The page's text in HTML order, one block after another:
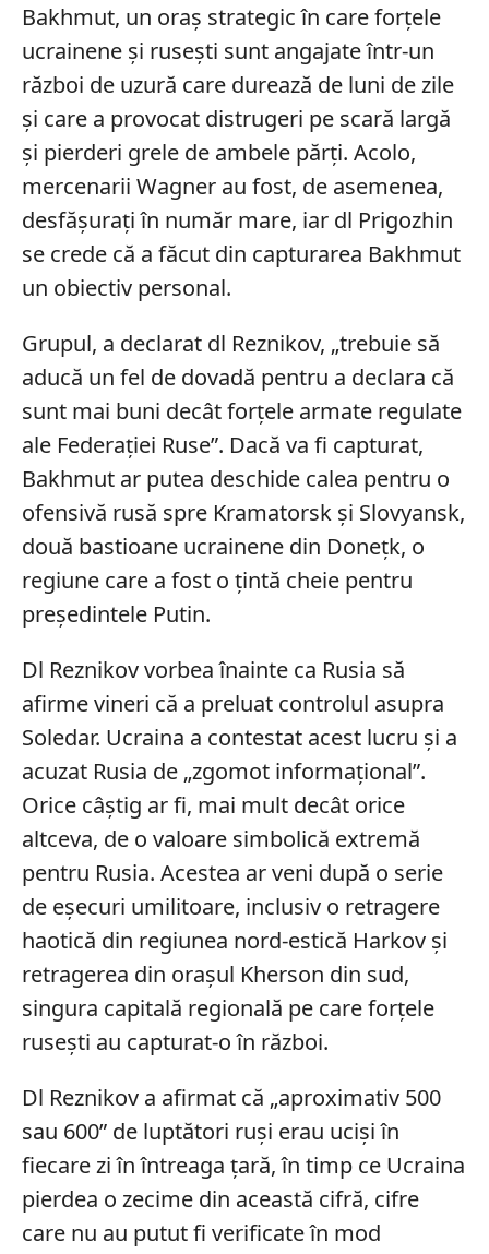
Bakhmut, un oraș strategic în care forțele
ucrainene și rusești sunt angajate într-un
război de uzură care durează de luni de zile
și care a provocat distrugeri pe scară largă
și pierderi grele de ambele părți. Acolo,
mercenarii Wagner au fost, de asemenea,
desfășurați în număr mare, iar dl Prigozhin
se crede că a făcut din capturarea Bakhmut
un obiectiv personal.
Grupul, a declarat dl Reznikov, „trebuie să
aducă un fel de dovadă pentru a declara că
sunt mai buni decât forțele armate regulate
ale Federației Ruse”. Dacă va fi capturat,
Bakhmut ar putea deschide calea pentru o
ofensivă rusă spre Kramatorsk și Slovyansk,
două bastioane ucrainene din Donețk, o
regiune care a fost o țintă cheie pentru
președintele Putin.
Dl Reznikov vorbea înainte ca Rusia să
afirme vineri că a preluat controlul asupra
Soledar. Ucraina a contestat acest lucru și a
acuzat Rusia de „zgomot informațional”.
Orice câștig ar fi, mai mult decât orice
altceva, de o valoare simbolică extremă
pentru Rusia. Acestea ar veni după o serie
de eșecuri umilitoare, inclusiv o retragere
haotică din regiunea nord-estică Harkov și
retragerea din orașul Kherson din sud,
singura capitală regională pe care forțele
rusești au capturat-o în război.
Dl Reznikov a afirmat că „aproximativ 500
sau 600” de luptători ruși erau uciși în
fiecare zi în întreaga țară, în timp ce Ucraina
pierdea o zecime din această cifră, cifre
care nu au putut fi verificate în mod